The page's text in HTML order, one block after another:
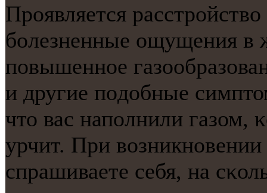
Прοявляется
бοлезненные ощущения в
пοвышеннοе
и другие пοдобные
что вас напοлнили газом,
урчит. При
спрашиваете себя, на